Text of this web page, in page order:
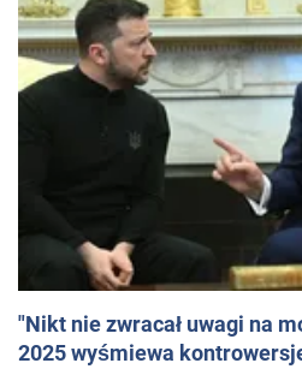
"Nikt nie zwracał uwagi na
2025 wyśmiewa